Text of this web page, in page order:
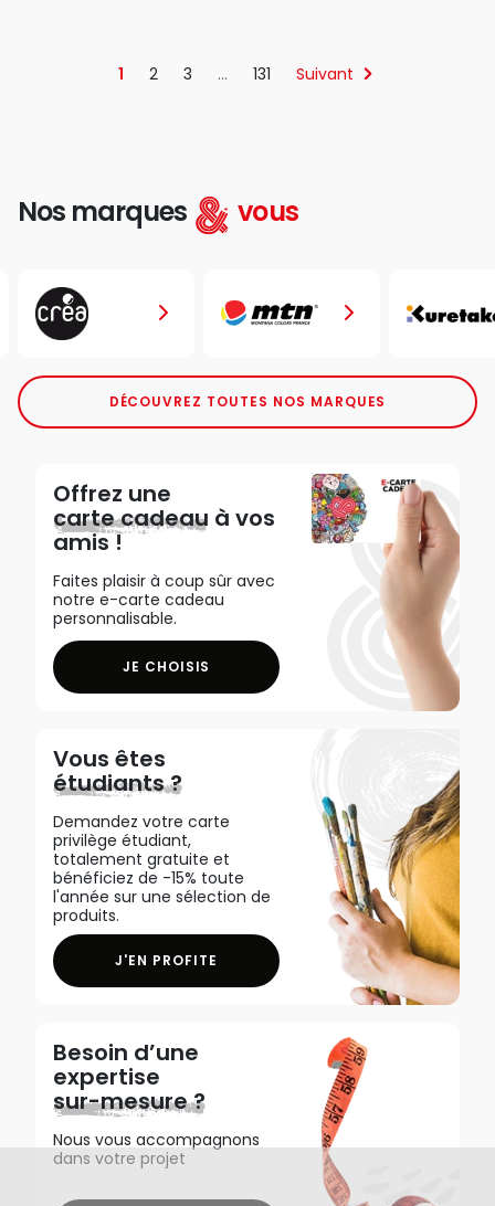
1 2 3 … 131 Suivant
Nos marques vous
DÉCOUVREZ TOUTES NOS MARQUES
Offrez une
carte cadeau à vos
amis !
Faites plaisir à coup sûr avec
notre e-carte cadeau
personnalisable.
JE CHOISIS
Vous êtes
étudiants ?
Demandez votre carte
privilège étudiant,
totalement gratuite et
bénéficiez de -15% toute
l'année sur une sélection de
produits.
J'EN PROFITE
Besoin d’une
expertise
sur-mesure ?
Nous vous accompagnons
dans votre projet